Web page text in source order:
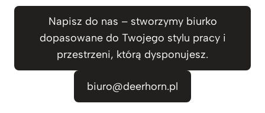
Napisz do nas – stworzymy biurko
dopasowane do Twojego stylu pracy i
przestrzeni, którą dysponujesz.
biuro@deerhorn.pl